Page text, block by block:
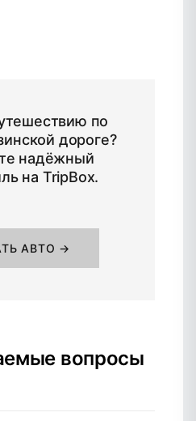
по
дороге?
надёжный
на TripBox.
АВТО →
вопросы